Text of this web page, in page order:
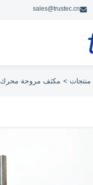
sales@trustec.cn
منتجات > مكثف مروحة محرك